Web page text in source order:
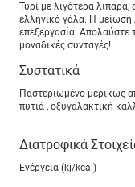
Τυρί με λιγότερα
ελληνικό γάλα. H μείωση
επεξεργασία. Απολαύστε
μοναδικές συνταγές!
Συστατικά
Παστεριωμένο μερικώς
πυτιά , οξυγαλακτική
Διατροφικά
Ενέργεια (kj/kcal)